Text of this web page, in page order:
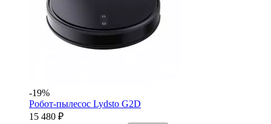
-19%
Робот-пылесос Lydsto G2D
15 480 ₽